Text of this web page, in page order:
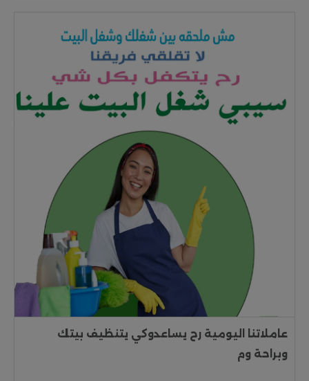
عاملاتنا اليومية رح يساعدوكي يتنظيف بيتك
وبراحة وم